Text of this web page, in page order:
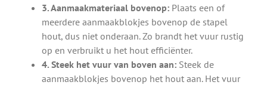
3. Aanmaakmateriaal bovenop:Plaats een of
meerdere aanmaakblokjes bovenop de stapel
hout, dus niet onderaan. Zo brandt het vuur rustig
op en verbruikt u het hout efficiënter.
4. Steek het vuur van boven aan:Steek de
aanmaakblokjes bovenop het hout aan. Het vuur